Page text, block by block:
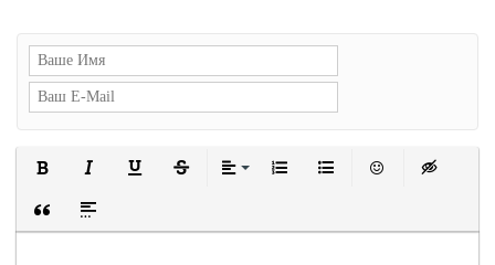
Вставка цитаты
Вставка спойлера